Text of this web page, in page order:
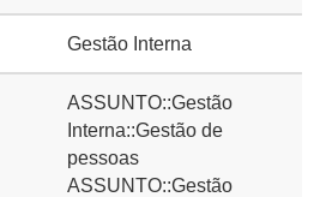
Gestão Interna
ASSUNTO::Gestão
Interna::Gestão de
pessoas
ASSUNTO::Gestão